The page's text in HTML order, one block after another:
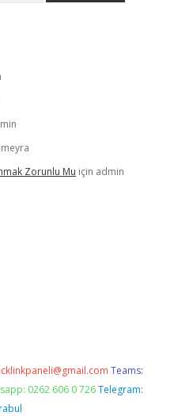
Zorunlu Mu için admin
Teams:
0262 606 0 726 Telegram: